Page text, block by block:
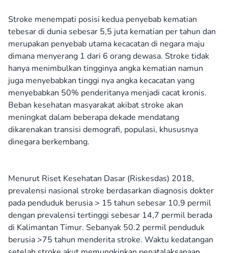
Stroke menempati posisi kedua penyebab kematian
tebesar di dunia sebesar 5,5 juta kematian per tahun dan
merupakan penyebab utama kecacatan di negara maju
dimana menyerang 1 dari 6 orang dewasa. Stroke tidak
hanya menimbulkan tingginya angka kematian namun
juga menyebabkan tinggi nya angka kecacatan yang
menyebabkan 50% penderitanya menjadi cacat kronis.
Beban kesehatan masyarakat akibat stroke akan
meningkat dalam beberapa dekade mendatang
dikarenakan transisi demografi, populasi, khususnya
dinegara berkembang.
Menurut Riset Kesehatan Dasar (Riskesdas) 2018,
prevalensi nasional stroke berdasarkan diagnosis dokter
pada penduduk berusia > 15 tahun sebesar 10,9 permil
dengan prevalensi tertinggi sebesar 14,7 permil berada
di Kalimantan Timur. Sebanyak 50.2 permil penduduk
berusia >75 tahun menderita stroke. Waktu kedatangan